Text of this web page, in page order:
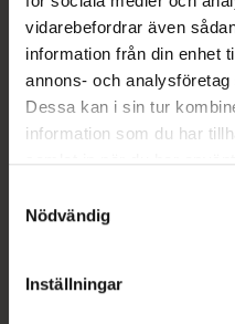
vidarebefordrar även
information från din enhet
annons- och
Dessa kan i sin tur
information som du har
samlat in när du har
återkalla ditt samtycke via
cookieinställningar. Ett
lagligheten av
Nödvändig
Inställningar
Beskrivning
Supermjuka,
huden andas.
och annat på plats
bomull både för
slängs efter
Jämförpris